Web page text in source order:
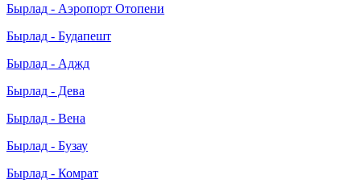
Бырлад - Аэропорт Отопени
Бырлад - Будапешт
Бырлад - Аджд
Бырлад - Дева
Бырлад - Вена
Бырлад - Бузау
Бырлад - Комрат